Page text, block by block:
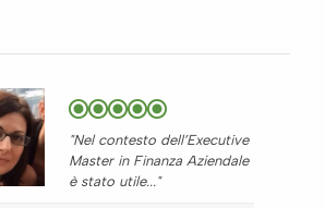
"Nel contesto dell’Executive
Master in Finanza Aziendale
è stato utile..."